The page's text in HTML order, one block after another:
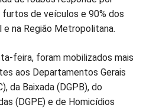
de veículos e 90% dos
na Região Metropolitana.
feira, foram mobilizados mais
aos Departamentos Gerais
da Baixada (DGPB), do
(DGPE) e de Homicídios